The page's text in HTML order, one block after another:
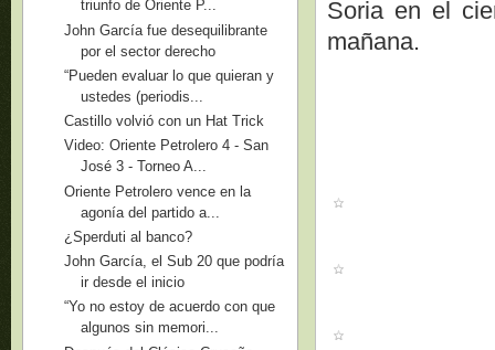
Soria en el
mañana.
triunfo de Oriente P...
John García fue desequilibrante
por el sector derecho
“Pueden evaluar lo que quieran y
ustedes (periodis...
Castillo volvió con un Hat Trick
Video: Oriente Petrolero 4 - San
José 3 - Torneo A...
Oriente Petrolero vence en la
agonía del partido a...
¿Sperduti al banco?
John García, el Sub 20 que podría
ir desde el inicio
“Yo no estoy de acuerdo con que
algunos sin memori...